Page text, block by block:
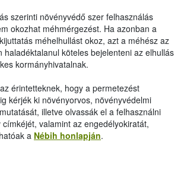
szerinti növényvédő szer felhasználás
okozhat méhmérgezést. Ha azonban a
méhelhullást okoz, azt a méhész az
haladéktalanul köteles bejelenteni az elhullás
kormányhivatalnak.
érintetteknek, hogy a permetezést
kérjék ki növényorvos, növényvédelmi
illetve olvassák el a felhasználni
valamint az engedélyokiratát,
a Nébih honlapján.